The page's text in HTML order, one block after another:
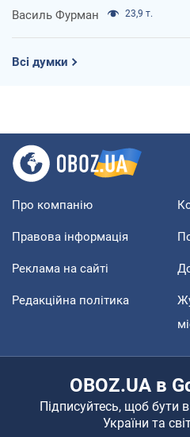
Василь Фурман 23,9 т.
Всі думки
Про компанію
Правова інформація
Реклама на сайті
Редакційна політика
OBOZ.UA в
Підписуйтесь, щоб бути
України та